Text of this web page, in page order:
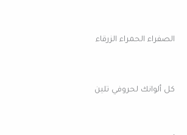
الصفراء الحمراء الزرقاء
كل ألوانك لحروفي تلين